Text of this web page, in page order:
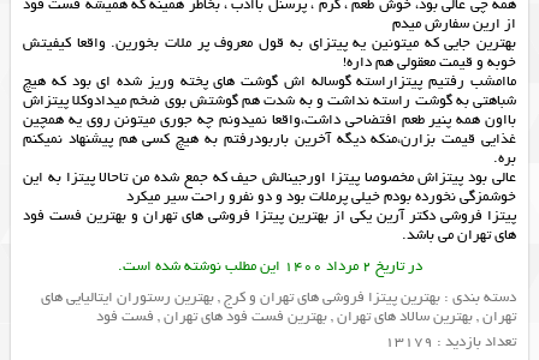
همه چی عالی بود، خوش طعم ، گرم ، پرسنل باادب ، بخاطر همینه که همیشه فست فود
از ارین سفارش میدم
بهترین جایی که میتونین یه پیتزای به قول معروف پر ملات بخورین. واقعا کیفیتش
خوبه و قیمت معقولی هم داره!
ماامشب رفتیم پیتزاراسته گوساله اش گوشت های پخته وریز شده ای بود که هیچ
شباهتی به گوشت راسته نداشت و به شدت هم گوشتش بوی ضخم میدادوکلا پیتزاش
بااون همه پنیر طعم افتضاحی داشت،واقعا نمیدونم چه جوری میتونن روی یه همچین
غذایی قیمت بزارن،منکه دیگه آخرین باربودرفتم به هیچ کسی هم پیشنهاد نمیکنم
بره.
عالی بود پیتزاش مخصوصا پیتزا اورجینالش حیف که جمع شده من تاحالا پیتزا به این
خوشمزگی نخورده بودم خیلی پرملات بود و دو نفرو راحت سیر میکرد
پیتزا فروشی دکتر آرین یکی از بهترین پیتزا فروشی های تهران وبهترین فست فود
های تهرانمی باشد.
در تاریخ 2 مرداد 1400 این مطلب نوشته شده است.
دسته بندی : بهترین پیتزا فروشی های تهران و کرج,بهترین رستوران ایتالیایی های
تهران,بهترین سالاد های تهران,بهترین فست فود های تهران, فست فود
تعداد بازدید : 13179